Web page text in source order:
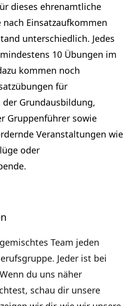
dieses ehrenamtliche
Einsatzaufkommen
unterschiedlich. Jedes
10 Übungen im
kommen noch
für
Grundausbildung,
Gruppenführer sowie
Veranstaltungen wie
oder
Team jeden
Jeder ist bei
du uns näher
schau dir unsere